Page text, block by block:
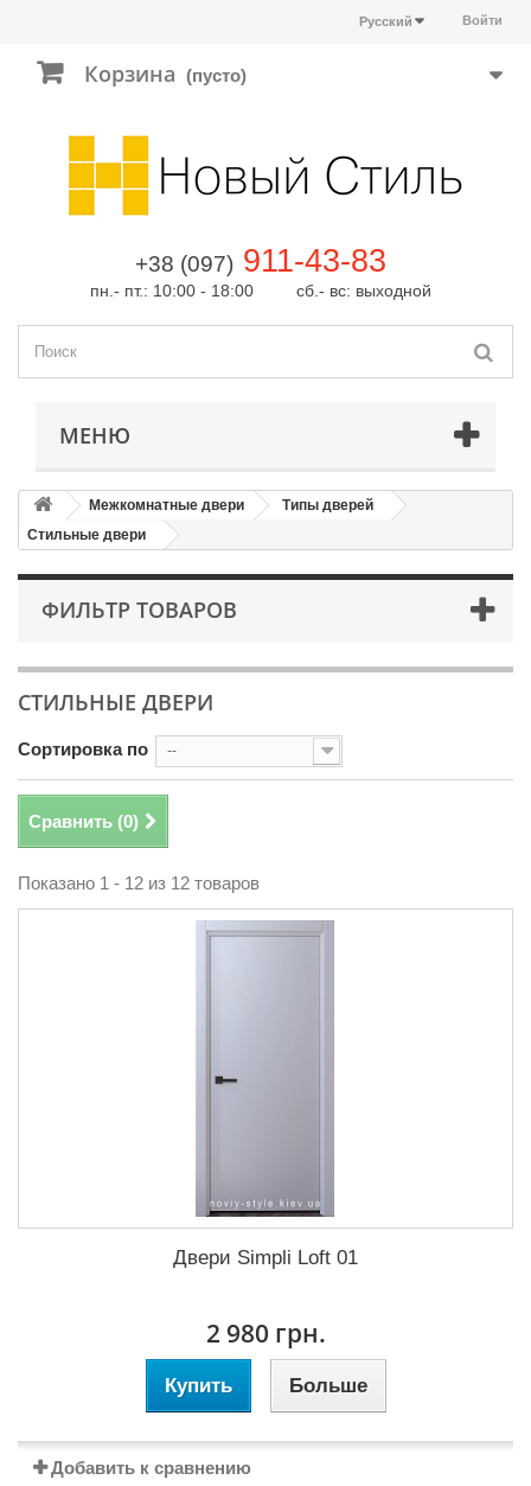
Войти
Русский
Корзина (пусто)
+38 (097) 911-43-83
пн.- пт.: 10:00 - 18:00 сб.- вс: выходной
МЕНЮ
Межкомнатные двери
Типы дверей
Стильные двери
ФИЛЬТР ТОВАРОВ
СТИЛЬНЫЕ ДВЕРИ
Сортировка по --
Сравнить (0)
Показано 1 - 12 из 12 товаров
Двери Simpli Loft 01
2 980 грн.
Купить Больше
Добавить к сравнению